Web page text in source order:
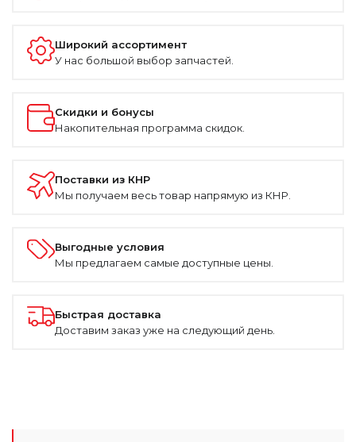
Широкий ассортимент
У нас большой выбор запчастей.
Скидки и бонусы
Накопительная программа скидок.
Поставки из КНР
Мы получаем весь товар напрямую из КНР.
Выгодные условия
Мы предлагаем самые доступные цены.
Быстрая доставка
Доставим заказ уже на следующий день.